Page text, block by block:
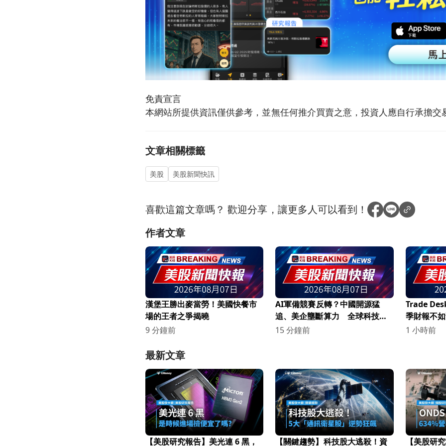
免責宣言
本網站所提供資訊僅供參考，並無任何推介買賣之意，投資人應自行承擔交
文章相關標籤
美股 美股新聞快訊
喜歡這篇文章嗎？歡迎分享，讓更多人可以看到！
作者文章
漢堡王勝出麥當勞！美國快餐市
場的王者之爭揭曉
9 分鐘前
AI軍備競賽反轉？中國開源猛
追、美企壟斷算力 全球科技權
力版圖大洗牌
15 分鐘前
Trade
季財報不
1 小時前
最新文章
【美股研究報告】美光連 6 黑， 【關鍵趨勢】科技股大逃殺！資 【美股研